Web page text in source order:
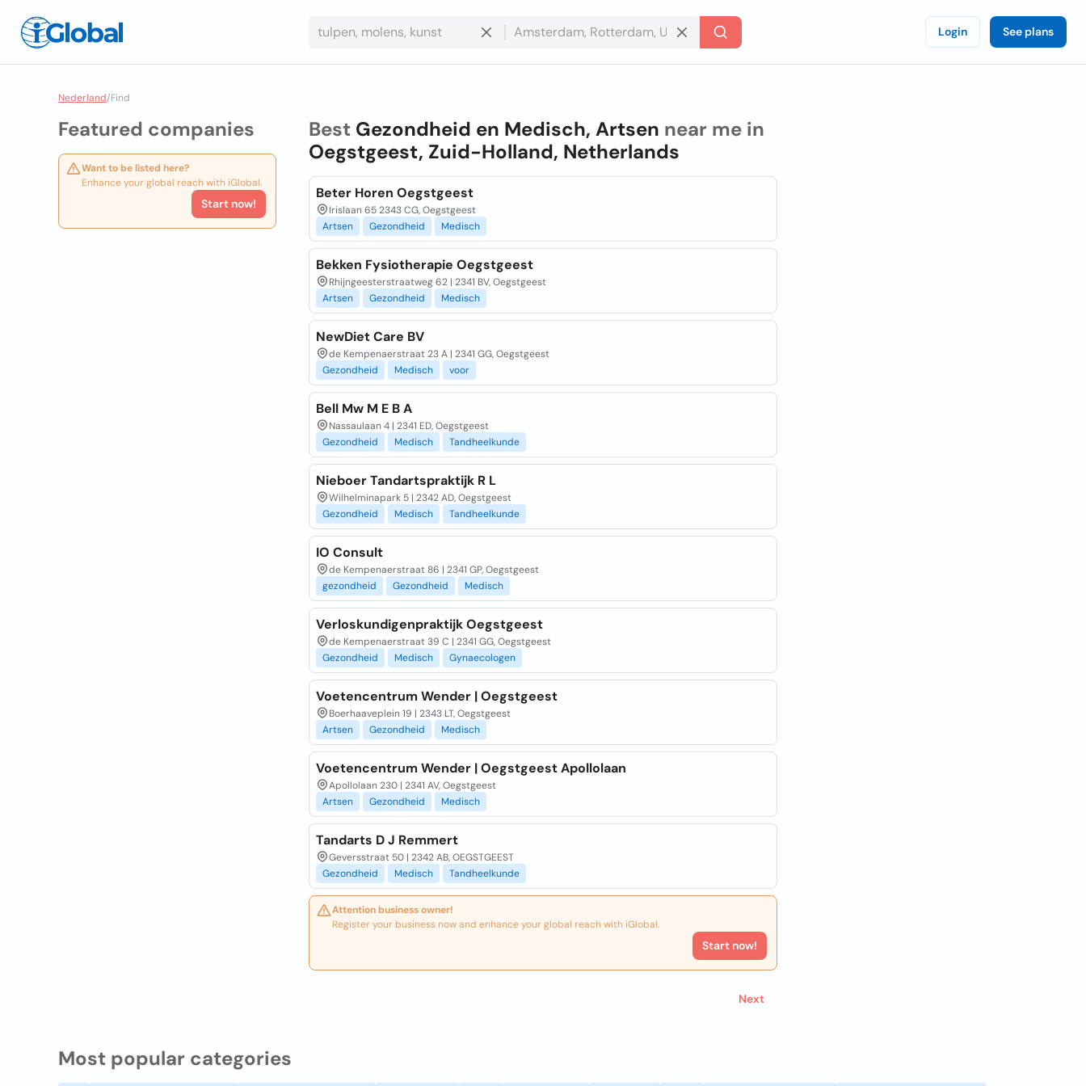
Login See plans
Nederland/Find
Featured companies
Want to be listed here?
Enhance your global reach with iGlobal.
Start now!
Best Gezondheid en Medisch, Artsen near me in
Oegstgeest, Zuid-Holland, Netherlands
Beter Horen Oegstgeest
Irislaan 65 2343 CG, Oegstgeest
Artsen
Gezondheid Medisch
Bekken Fysiotherapie Oegstgeest
Rhijngeesterstraatweg 62 | 2341 BV, Oegstgeest
Artsen
Gezondheid Medisch
NewDiet Care BV
de Kempenaerstraat 23 A | 2341 GG, Oegstgeest
Gezondheid
Medisch voor
Bell Mw M E B A
Nassaulaan 4 | 2341 ED, Oegstgeest
Gezondheid
Medisch Tandheelkunde
Nieboer Tandartspraktijk R L
Wilhelminapark 5 | 2342 AD, Oegstgeest
Gezondheid
Medisch Tandheelkunde
IO Consult
de Kempenaerstraat 86 | 2341 GP, Oegstgeest
gezondheid
Gezondheid Medisch
Verloskundigenpraktijk Oegstgeest
de Kempenaerstraat 39 C | 2341 GG, Oegstgeest
Gezondheid
Medisch Gynaecologen
Voetencentrum Wender | Oegstgeest
Boerhaaveplein 19 | 2343 LT, Oegstgeest
Artsen
Gezondheid Medisch
Voetencentrum Wender | Oegstgeest Apollolaan
Apollolaan 230 | 2341 AV, Oegstgeest
Artsen
Gezondheid Medisch
Tandarts D J Remmert
Geversstraat 50 | 2342 AB, OEGSTGEEST
Gezondheid
Medisch Tandheelkunde
Attention business owner!
Register your business now and enhance your global reach with iGlobal.
Start now!
Next
Most popular categories